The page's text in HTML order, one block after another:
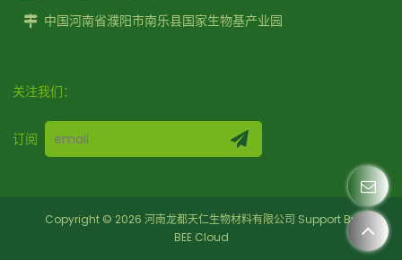
中国河南省濮阳市南乐县国家生物基产业园
关注我们：
订阅
Copyright © 2026 河南龙都天仁生物材料有限公司 Support By
BEE Cloud